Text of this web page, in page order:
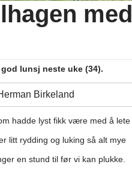
med
lunsj neste uke (34).
Birkeland
hadde lyst fikk være med å lete
litt rydding og luking så alt mye
en stund til før vi kan plukke.